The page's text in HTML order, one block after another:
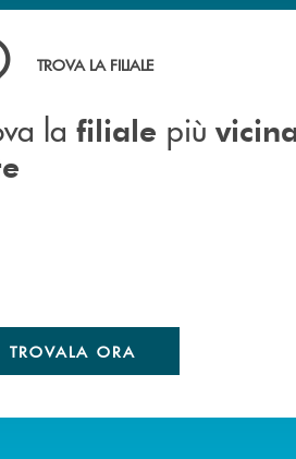
la filiale più vicina a te&nbsp;
TROVA LA FILIALE
la filiale più
TROVALA ORA